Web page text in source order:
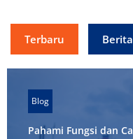
Terbaru Berita
Blog
Pahami Fungsi dan